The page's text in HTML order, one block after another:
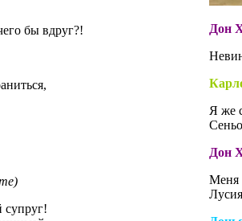
бы вдруг?!
Дон
Я же
Дон
Меня